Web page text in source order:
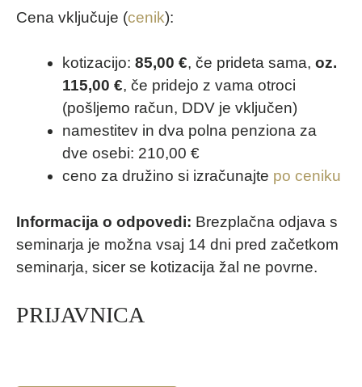
Cena vključuje (cenik):
kotizacijo: 85,00 €, če prideta sama, oz.
115,00 €, če pridejo z vama otroci
(pošljemo račun, DDV je vključen)
namestitev in dva polna penziona za
dve osebi: 210,00 €
ceno za družino si izračunajte po ceniku
Informacija o odpovedi: Brezplačna odjava s
seminarja je možna vsaj 14 dni pred začetkom
seminarja, sicer se kotizacija žal ne povrne.
PRIJAVNICA